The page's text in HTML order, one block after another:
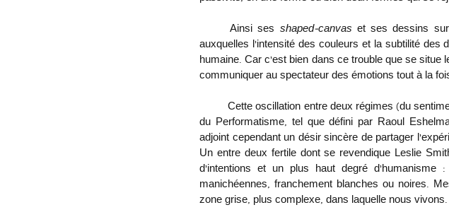
	Ainsi ses
shaped-canvas et ses dessins sur
auxquelles l’intensité des couleurs et la subtilité
humaine. Car c’est bien dans ce trouble que se
communiquer au spectateur des émotions tout à la
	Cette oscillation entre deux régimes (du sentimental à l’idéel) n’est d’ailleurs pas sans rappeler les principes
du Performatisme, tel que défini par Raoul
adjoint cependant un désir sincère de partager
Un entre deux fertile dont se revendique Leslie
d’intentions et un plus haut degré
manichéennes, franchement blanches ou noires.
zone grise, plus complexe, dans laquelle nous vivons.